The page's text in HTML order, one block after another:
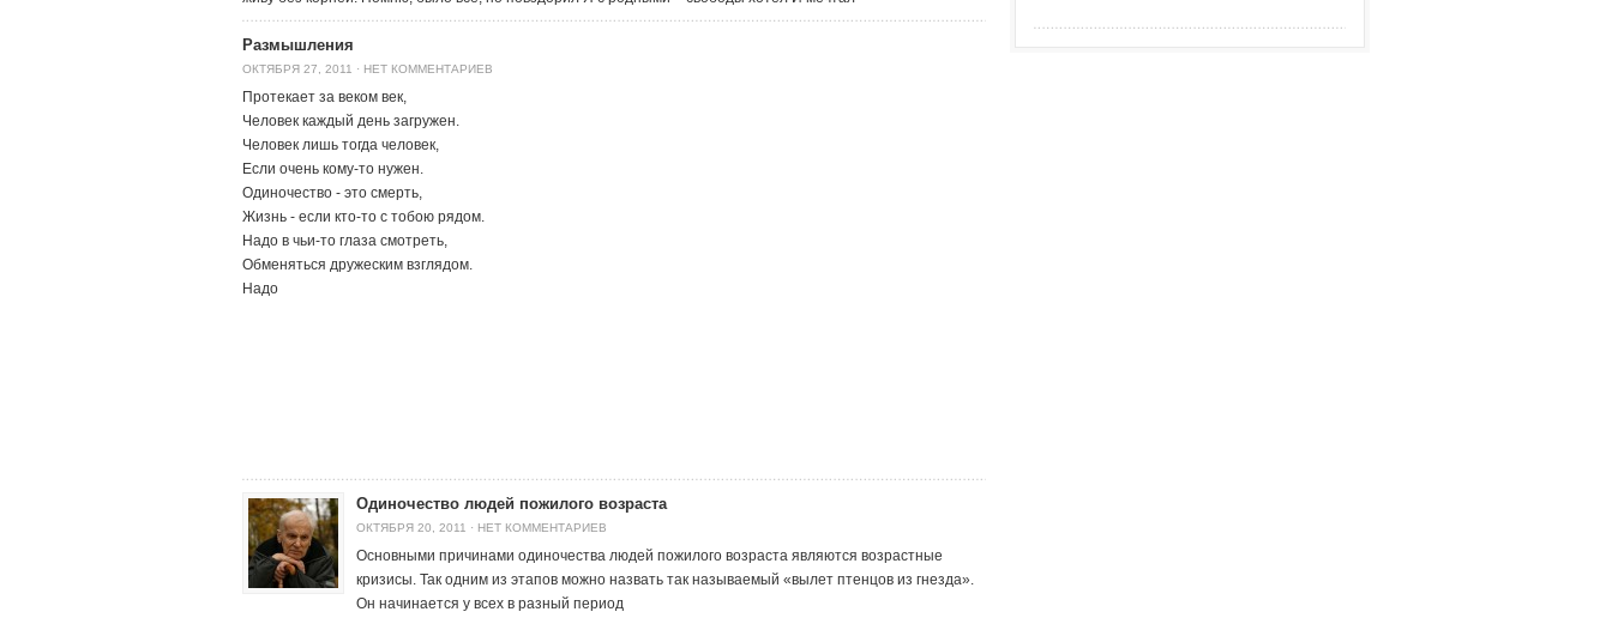
Размышления
ОКТЯБРЯ 27, 2011 · НЕТ КОММЕНТАРИЕВ
Протекает за веком век,
Человек каждый день загружен.
Человек лишь тогда человек,
Если очень кому-то нужен.
Одиночество - это смерть,
Жизнь - если кто-то с тобою рядом.
Надо в чьи-то глаза смотреть,
Обменяться дружеским взглядом.
Надо
Одиночество людей пожилого возраста
ОКТЯБРЯ 20, 2011 · НЕТ КОММЕНТАРИЕВ
Основными причинами одиночества людей пожилого возраста являются возрастные
кризисы. Так одним из этапов можно назвать так называемый «вылет птенцов из гнезда».
Он начинается у всех в разный период